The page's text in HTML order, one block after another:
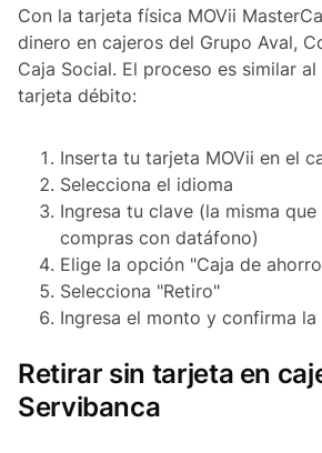
Con la tarjeta física MOVii
dinero en cajeros del Grupo Aval,
Caja Social. El proceso es similar
tarjeta débito:
Inserta tu tarjeta MOVii en el
Selecciona el idioma
Ingresa tu clave (la misma que
compras con datáfono)
Elige la opción "Caja de
Selecciona "Retiro"
Ingresa el monto y confirma
Retirar sin tarjeta en
Servibanca